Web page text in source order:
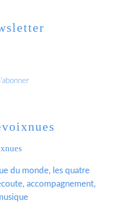
du monde, les quatre
accompagnement,